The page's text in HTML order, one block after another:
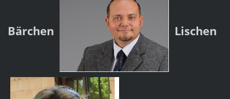
Bärchen Lischen